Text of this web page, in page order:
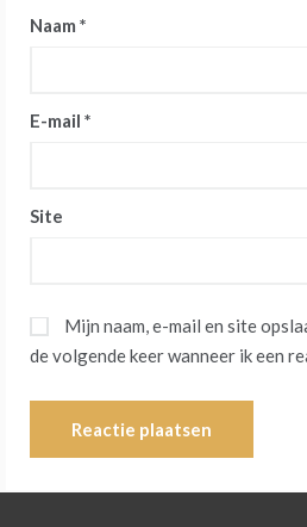
Naam *
E-mail *
Site
Mijn naam, e-mail en site
de volgende keer wanneer ik een